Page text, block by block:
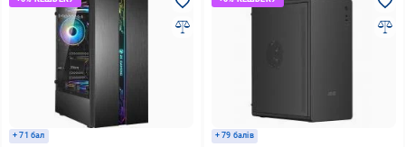
+ 71 бал + 79 балів